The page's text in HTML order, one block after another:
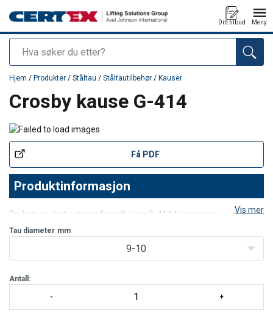
Søk
Ditt tilbud Meny
Produkt lagt i din handlekurv
Hjem / Produkter / Ståltau / Ståltautilbehør / Kauser
Crosby kause G-414
Få PDF
Produktinformasjon
Bruken av ekstra tunge fingerbølger G-414 for wirerope-slyngene
dine sikrer en større beskyttelse mot slitasje på trådtauet og
deformasjon av trådtauet.
Vis mer
Tau diameter mm
9-10
Antall: